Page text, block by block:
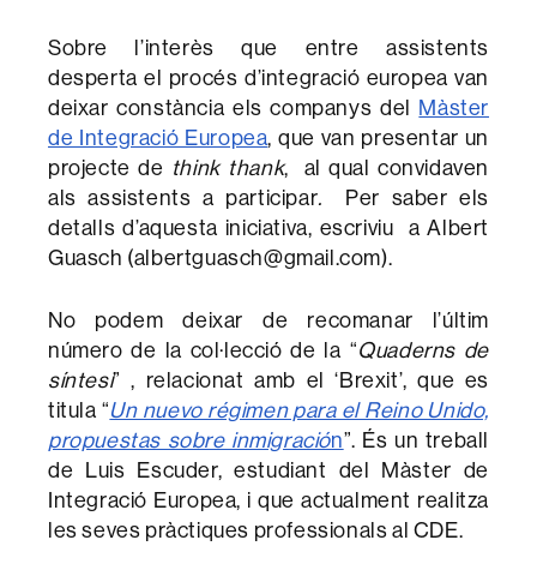
Sobre l’interès que entre assistents
desperta el procés d’integració europea van
deixar constància els companys del Màster
de Integració Europea, que van presentar un
projecte de think thank, al qual convidaven
als assistents a participar. Per saber els
detalls d’aquesta iniciativa, escriviu a Albert
Guasch (albertguasch@gmail.com).
No podem deixar de recomanar l’últim
número de la col·lecció de la “Quaderns de
síntesi” , relacionat amb el ‘Brexit’, que es
titula “Un nuevo régimen para el Reino Unido,
propuestas sobre inmigración”. És un treball
de Luis Escuder, estudiant del Màster de
Integració Europea, i que actualment realitza
les seves pràctiques professionals al CDE.